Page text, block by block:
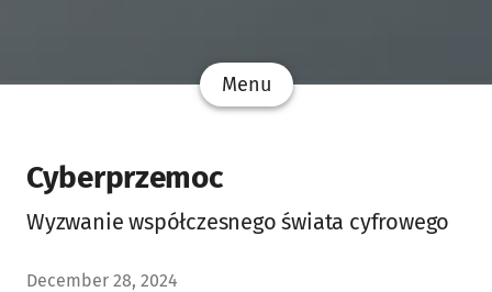
Menu
Cyberprzemoc
Wyzwanie współczesnego świata cyfrowego
December 28, 2024